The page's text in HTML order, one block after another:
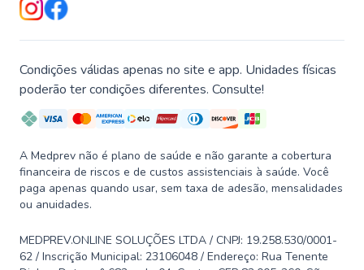
Condições válidas apenas no site e app. Unidades físicas
poderão ter condições diferentes. Consulte!
A Medprev não é plano de saúde e não garante a cobertura
financeira de riscos e de custos assistenciais à saúde. Você
paga apenas quando usar, sem taxa de adesão, mensalidades
ou anuidades.
MEDPREV.ONLINE SOLUÇÕES LTDA / CNPJ: 19.258.530/0001-
62 / Inscrição Municipal: 23106048 / Endereço: Rua Tenente